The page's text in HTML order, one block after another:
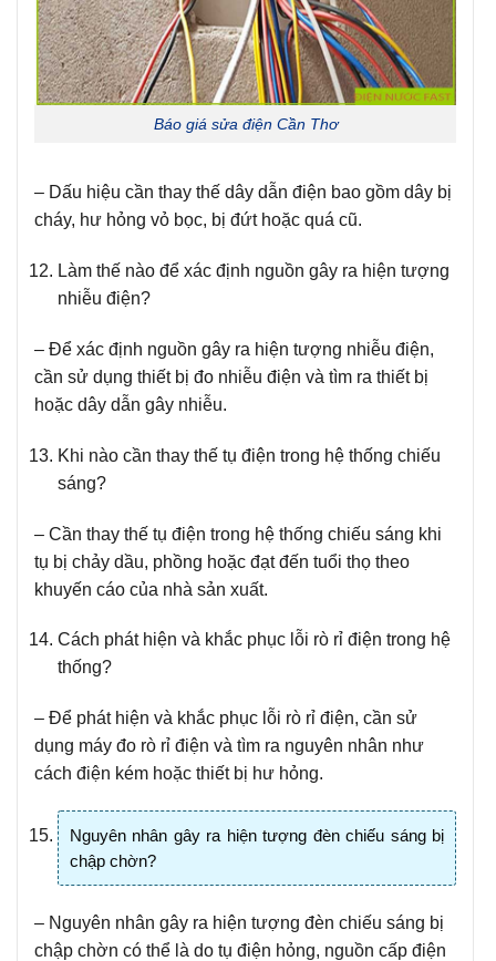
Báo giá sửa điện Cần Thơ
– Dấu hiệu cần thay thế dây dẫn điện bao gồm dây bị
cháy, hư hỏng vỏ bọc, bị đứt hoặc quá cũ.
Làm thế nào để xác định nguồn gây ra hiện tượng
nhiễu điện?
– Để xác định nguồn gây ra hiện tượng nhiễu điện,
cần sử dụng thiết bị đo nhiễu điện và tìm ra thiết bị
hoặc dây dẫn gây nhiễu.
Khi nào cần thay thế tụ điện trong hệ thống chiếu
sáng?
– Cần thay thế tụ điện trong hệ thống chiếu sáng khi
tụ bị chảy dầu, phồng hoặc đạt đến tuổi thọ theo
khuyến cáo của nhà sản xuất.
Cách phát hiện và khắc phục lỗi rò rỉ điện trong hệ
thống?
– Để phát hiện và khắc phục lỗi rò rỉ điện, cần sử
dụng máy đo rò rỉ điện và tìm ra nguyên nhân như
cách điện kém hoặc thiết bị hư hỏng.
Nguyên nhân gây ra hiện tượng đèn chiếu sáng bị
chập chờn?
– Nguyên nhân gây ra hiện tượng đèn chiếu sáng bị
chập chờn có thể là do tụ điện hỏng, nguồn cấp điện